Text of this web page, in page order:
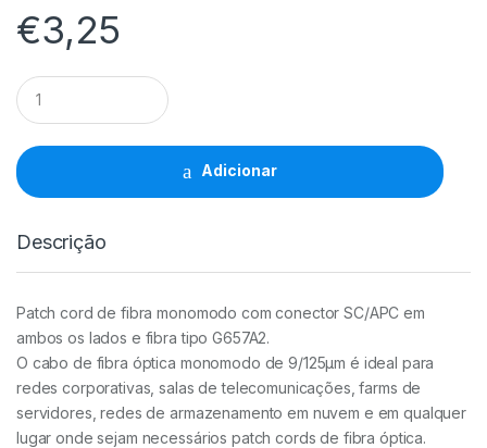
€3,25
Cabo
de
Fibra
Ótica
2Mts
G657A2
3.0
quantidade
Adicionar
Descrição
Patch cord de fibra monomodo com conector SC/APC em
ambos os lados e fibra tipo G657A2.
O cabo de fibra óptica monomodo de 9/125µm é ideal para
redes corporativas, salas de telecomunicações, farms de
servidores, redes de armazenamento em nuvem e em qualquer
lugar onde sejam necessários patch cords de fibra óptica.